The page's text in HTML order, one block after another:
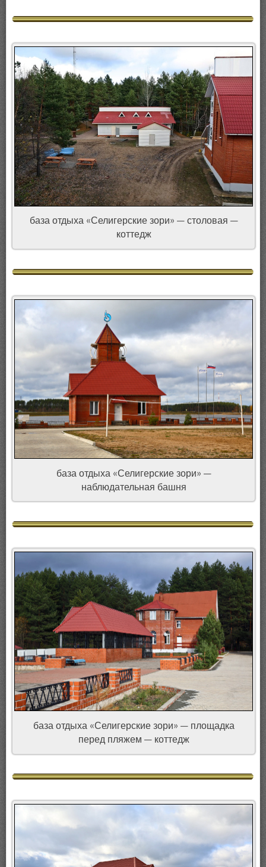
база отдыха «Селигерские зори» — столовая —
коттедж
база отдыха «Селигерские зори» —
наблюдательная башня
база отдыха «Селигерские зори» — площадка
перед пляжем — коттедж